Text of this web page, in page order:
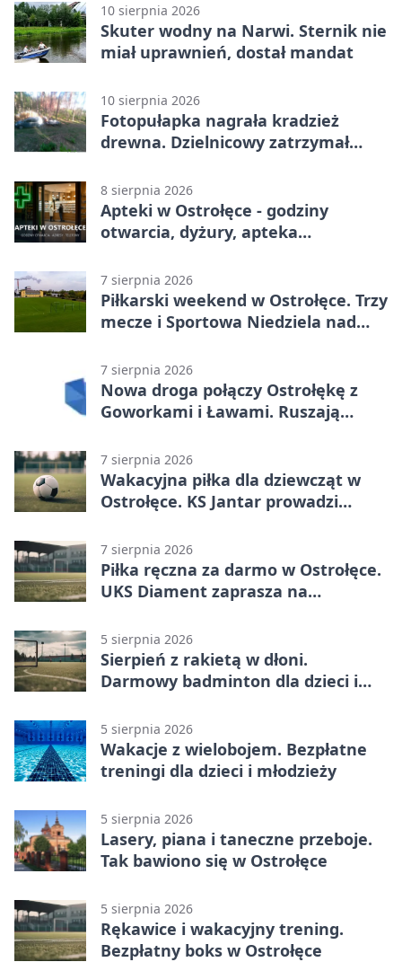
10 sierpnia 2026
Skuter wodny na Narwi. Sternik nie
miał uprawnień, dostał mandat
10 sierpnia 2026
Fotopułapka nagrała kradzież
drewna. Dzielnicowy zatrzymał
8 sierpnia 2026
Apteki w Ostrołęce - godziny
otwarcia, dyżury, apteka
7 sierpnia 2026
Piłkarski weekend w Ostrołęce. Trzy
mecze i Sportowa Niedziela nad
7 sierpnia 2026
Nowa droga połączy Ostrołękę z
Goworkami i Ławami. Ruszają
7 sierpnia 2026
Wakacyjna piłka dla dziewcząt w
Ostrołęce. KS Jantar prowadzi
7 sierpnia 2026
Piłka ręczna za darmo w Ostrołęce.
UKS Diament zaprasza na
5 sierpnia 2026
Sierpień z rakietą w dłoni.
Darmowy badminton dla dzieci i
5 sierpnia 2026
Wakacje z wielobojem. Bezpłatne
treningi dla dzieci i młodzieży
5 sierpnia 2026
Lasery, piana i taneczne przeboje.
Tak bawiono się w Ostrołęce
5 sierpnia 2026
Rękawice i wakacyjny trening.
Bezpłatny boks w Ostrołęce